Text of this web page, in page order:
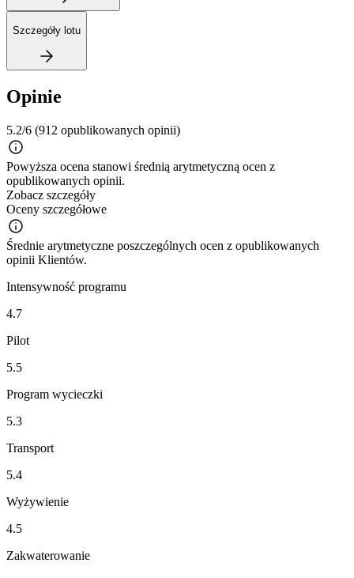
Szczegóły lotu
Opinie
5.2/6 (912 opublikowanych opinii)
Powyższa ocena stanowi średnią arytmetyczną ocen z
opublikowanych opinii.
Zobacz szczegóły
Oceny szczegółowe
Średnie arytmetyczne poszczególnych ocen z opublikowanych
opinii Klientów.
Intensywność programu
4.7
Pilot
5.5
Program wycieczki
5.3
Transport
5.4
Wyżywienie
4.5
Zakwaterowanie